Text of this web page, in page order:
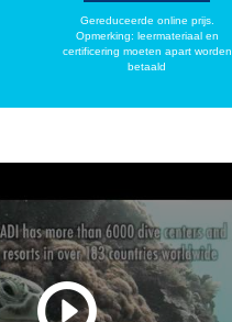
Gereduceerde online prijs.
Opmerking: leermateriaal en
certificering moeten apart worden
betaald